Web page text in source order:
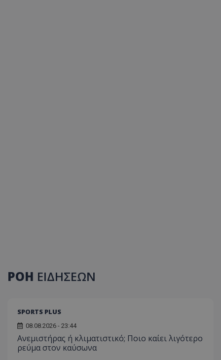
ΡΟΗ ΕΙΔΗΣΕΩΝ
SPORTS PLUS
08.08.2026 - 23:44
Ανεμιστήρας ή κλιματιστικό; Ποιο καίει λιγότερο
ρεύμα στον καύσωνα